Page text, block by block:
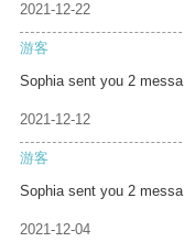
2021-12-22
游客
Sophia sent you 2 messa
2021-12-12
游客
Sophia sent you 2 messa
2021-12-04